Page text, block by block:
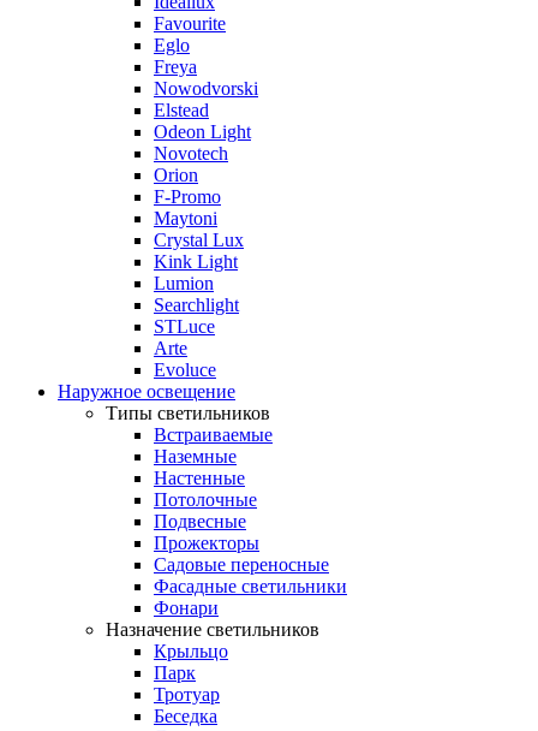
Favourite
Eglo
Freya
Nowodvorski
Elstead
Odeon Light
Novotech
Orion
F-Promo
Maytoni
Crystal Lux
Kink Light
Lumion
Searchlight
STLuce
Arte
Evoluce
Наружное освещение
Типы светильников
Встраиваемые
Наземные
Настенные
Потолочные
Подвесные
Прожекторы
Садовые переносные
Фасадные светильники
Фонари
Назначение светильников
Крыльцо
Парк
Тротуар
Беседка